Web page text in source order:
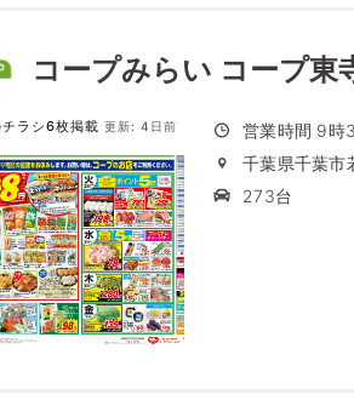
コープみらい コープ東
ラシ6枚掲載 更新: 4日前
営業時間 9時
千葉県千葉市
273台